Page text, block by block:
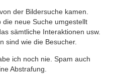
der Bildersuche kamen.
die neue Suche umgestellt
sämtliche Interaktionen usw.
sind wie die Besucher.
ich noch nie. Spam auch
Abstrafung.